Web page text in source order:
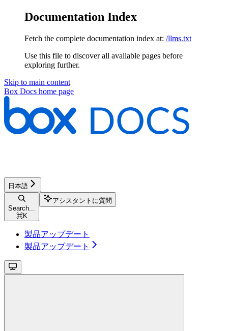
Documentation Index
Fetch the complete documentation index at: /llms.txt
Use this file to discover all available pages before
exploring further.
Skip to main content
Box Docs home page
日本語
Search...
⌘K
アシスタントに質問
製品アップデート
製品アップデート